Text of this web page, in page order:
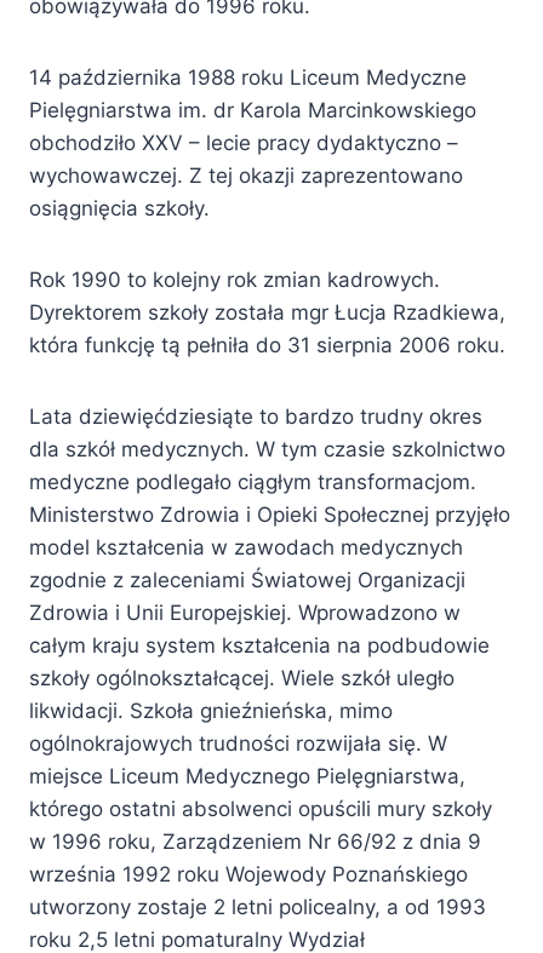
obowiązywała do 1996 roku.
14 października 1988 roku Liceum Medyczne
Pielęgniarstwa im. dr Karola Marcinkowskiego
obchodziło XXV – lecie pracy dydaktyczno –
wychowawczej. Z tej okazji zaprezentowano
osiągnięcia szkoły.
Rok 1990 to kolejny rok zmian kadrowych.
Dyrektorem szkoły została mgr Łucja Rzadkiewa,
która funkcję tą pełniła do 31 sierpnia 2006 roku.
Lata dziewięćdziesiąte to bardzo trudny okres
dla szkół medycznych. W tym czasie szkolnictwo
medyczne podlegało ciągłym transformacjom.
Ministerstwo Zdrowia i Opieki Społecznej przyjęło
model kształcenia w zawodach medycznych
zgodnie z zaleceniami Światowej Organizacji
Zdrowia i Unii Europejskiej. Wprowadzono w
całym kraju system kształcenia na podbudowie
szkoły ogólnokształcącej. Wiele szkół uległo
likwidacji. Szkoła gnieźnieńska, mimo
ogólnokrajowych trudności rozwijała się. W
miejsce Liceum Medycznego Pielęgniarstwa,
którego ostatni absolwenci opuścili mury szkoły
w 1996 roku, Zarządzeniem Nr 66/92 z dnia 9
września 1992 roku Wojewody Poznańskiego
utworzony zostaje 2 letni policealny, a od 1993
roku 2,5 letni pomaturalny Wydział